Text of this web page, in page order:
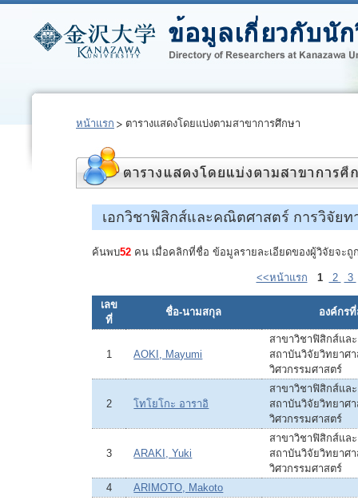
หน้าแรก ตารางแสดงโดยแบ่งตามสาขาการศึกษา
เอกวิชาฟิสิกส์และคณิตศาสตร์ การวิจัยท
ค้นพบ52 คน เมื่อคลิกที่ชื่อ ข้อมูลรายละเอียดของผู้วิจัยจะถู
<<หน้าแรก 1 2 3
เลข
ที่
ชื่อ-นามสกุล องค์กร
1 AOKI, Mayumi
สาขาวิชาฟิสิกส์แล
สถาบันวิจัยวิทยาศ
วิศวกรรมศาสตร์
2 โทโยโกะ อาราอิ
สาขาวิชาฟิสิกส์แล
สถาบันวิจัยวิทยาศ
วิศวกรรมศาสตร์
3 ARAKI, Yuki
สาขาวิชาฟิสิกส์แล
สถาบันวิจัยวิทยาศ
วิศวกรรมศาสตร์
4
ARIMOTO, Makoto